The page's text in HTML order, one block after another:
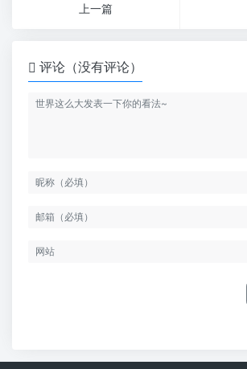
上一篇
评论（没有评论）